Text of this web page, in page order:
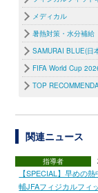
メディカル
暑熱対策・水分補給
SAMURAI BLUE(日
FIFA World Cup
TOP
関連ニュース
指導者
【SPECIAL】早めの
輔JFAフィジカルフィ